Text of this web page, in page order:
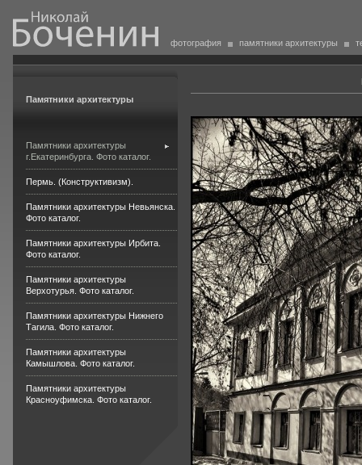
фотография памятники архитектуры
Памятники архитектуры
Памятники архитектуры
г.Екатеринбурга. Фото каталог.
Пермь. (Конструктивизм).
Памятники архитектуры Невьянска.
Фото каталог.
Памятники архитектуры Ирбита.
Фото каталог.
Памятники архитектуры
Верхотурья. Фото каталог.
Памятники архитектуры Нижнего
Тагила. Фото каталог.
Памятники архитектуры
Камышлова. Фото каталог.
Памятники архитектуры
Красноуфимска. Фото каталог.